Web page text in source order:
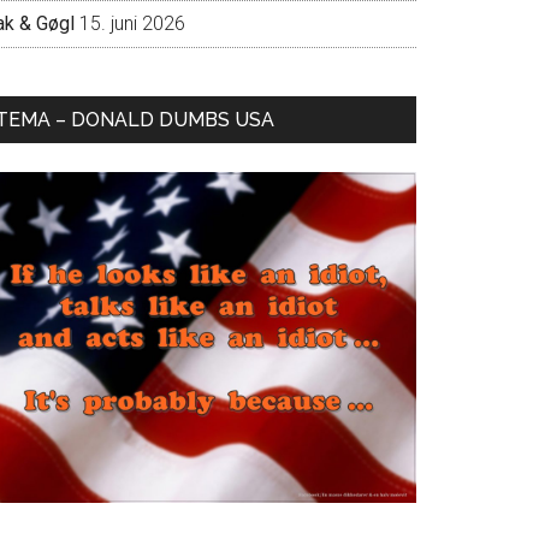
& Gøgl 15. juni 2026
– DONALD DUMBS USA